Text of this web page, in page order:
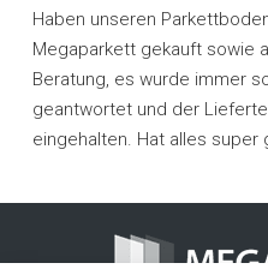
Haben unseren
Megaparkett gekauft sowie
Beratung, es wurde immer
geantwortet und der
eingehalten. Hat alles